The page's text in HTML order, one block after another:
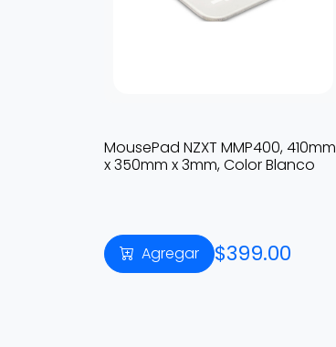
MousePad NZXT MMP400, 410mm
x 350mm x 3mm, Color Blanco
Agregar $399.00